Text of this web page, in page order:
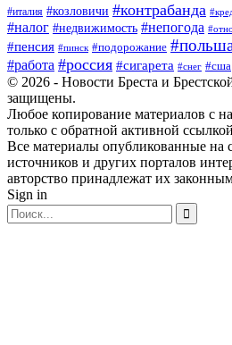
#италия #козловичи #контрабанда
#налог #недвижимость #непогода
#пенсия #пинск #подорожание
#работа #россия #сигарета #снег #сша
© 2026 - Новости Бреста и
защищены.
Любое копирование материалов с
только с обратной активной
Все материалы опубликованные на
источников и других порталов
авторство принадлежат их
Sign in